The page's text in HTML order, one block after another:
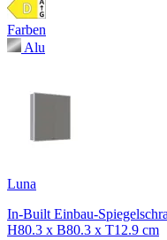
Farben
Alu
Luna
In-Built Einbau-
H80.3 x B80.3 x T12.9 cm